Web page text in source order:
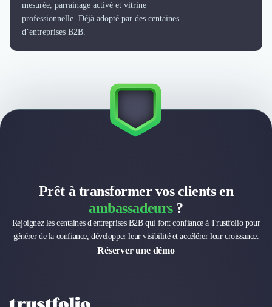
mesurée, parrainage activé et vitrine
professionnelle. Déjà adopté par des centaines
d’entreprises B2B.
Prêt à transformer vos clients en
ambassadeurs?
Rejoignez les centaines d'entreprises B2B qui font confiance à Trustfolio pour
générer de la confiance, développer leur visibilité et accélérer leur croissance.
Réserver une démo